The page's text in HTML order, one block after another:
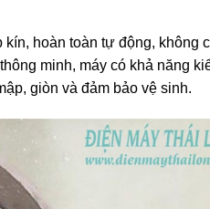
hoàn toàn tự động, không
minh, máy có khả năng
giòn và đảm bảo vệ sinh.